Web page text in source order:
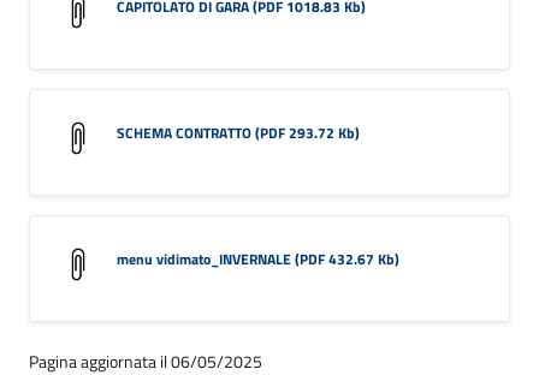
CAPITOLATO DI GARA (PDF 1018.83 Kb)
SCHEMA CONTRATTO (PDF 293.72 Kb)
menu vidimato_INVERNALE (PDF 432.67 Kb)
Pagina aggiornata il 06/05/2025